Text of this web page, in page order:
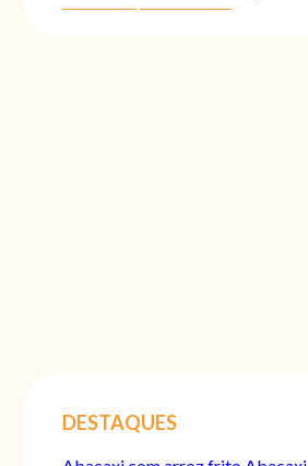
DESTAQUES